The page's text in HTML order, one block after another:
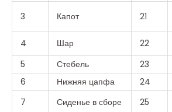
3 Капот 21
4
Шар 22
5
Стебель 23
6
Нижняя цапфа 24
7
Сиденье в сборе 25